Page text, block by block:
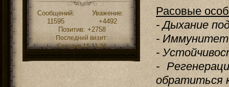
Сообщений:
11595
Уважение:
+4492
Позитив: +2758
Последний визит:
Сегодня 15:11:36
Расовые
- Дыхание
- Иммунитет
-
-
обратиться